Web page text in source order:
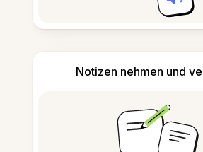
Notizen nehmen und